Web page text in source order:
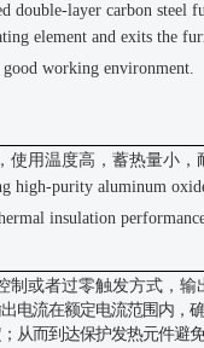
double-layer carbon
element and exits the
good working environment.
使用温度高，蓄热量小，
high-purity aluminum
insulation
制或者过零触发方式，输
电流在额定电流范围内，
从而到达保护发热元件避